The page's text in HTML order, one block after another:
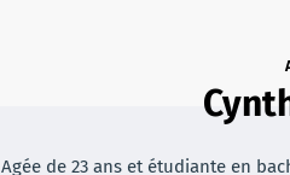
Agée de 23 ans et étudiante en